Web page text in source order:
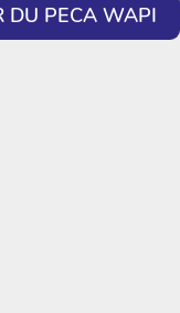
DU PECA WAPI